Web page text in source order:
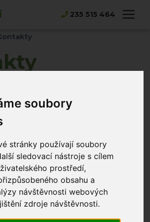
soubory
stránky používají soubory
sledovací nástroje s cílem
prostředí,
obsahu a
návštěvnosti webových
zdroje návštěvnosti.
235 515 464
13, Mládí 135
464
461
618 574
: 224 317 981 - školní